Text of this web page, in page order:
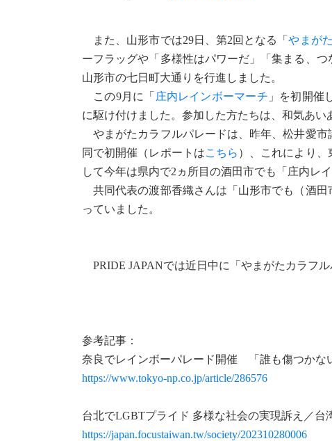
また、山形市では29日、第2回となる「やまが
ーフラッグや「多様性はパワーだ」「集まる、
山形市の七日町大通りを行進しました。
この9月に「 庄内レインボーマーチ 」を初開催
に駆け付けました。参加した方たちは、和気あい
やまがたカラフルパレードは、昨年、松井愛市
同で初開催（レポートはこちら ）、これにより
して今年は県内で2ヵ所目の酒田市でも「庄内レ
共同代表の渡部香織さんは「山形市でも（酒田
っていました。
PRIDE JAPANでは近日中に「やまがたカラフ
参考記事：
奈良でレインボーパレード開催 「誰も傷つかな
https://www.tokyo-np.co.jp/article/286576
台北でLGBTプライド 多様な社会の実現訴え／台
https://japan.focustaiwan.tw/society/202310280006